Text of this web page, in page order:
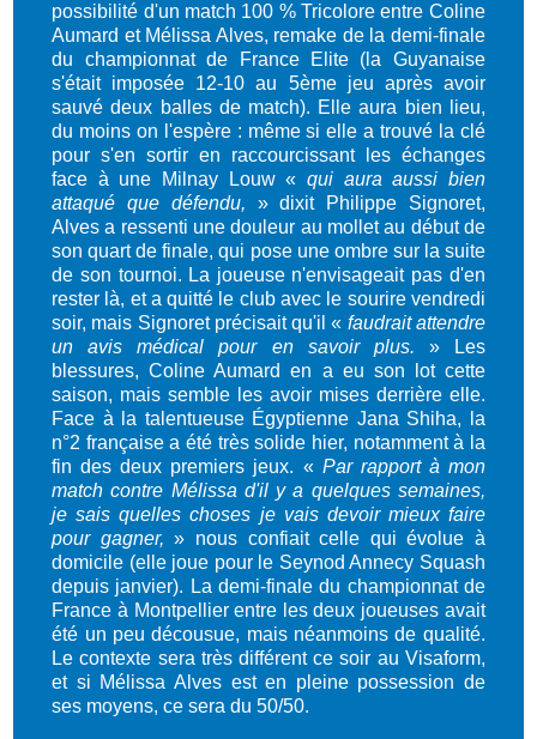
possibilité d'un match 100 % Tricolore entre Coline
Aumard et Mélissa Alves, remake de la demi-finale
du championnat de France Elite (la Guyanaise
s'était imposée 12-10 au 5ème jeu après avoir
sauvé deux balles de match). Elle aura bien lieu,
du moins on l'espère : même si elle a trouvé la clé
pour s'en sortir en raccourcissant les échanges
face à une Milnay Louw « qui aura aussi bien
attaqué que défendu, » dixit Philippe Signoret,
Alves a ressenti une douleur au mollet au début de
son quart de finale, qui pose une ombre sur la suite
de son tournoi. La joueuse n'envisageait pas d'en
rester là, et a quitté le club avec le sourire vendredi
soir, mais Signoret précisait qu'il « faudrait attendre
un avis médical pour en savoir plus. » Les
blessures, Coline Aumard en a eu son lot cette
saison, mais semble les avoir mises derrière elle.
Face à la talentueuse Égyptienne Jana Shiha, la
n°2 française a été très solide hier, notamment à la
fin des deux premiers jeux. « Par rapport à mon
match contre Mélissa d'il y a quelques semaines,
je sais quelles choses je vais devoir mieux faire
pour gagner, » nous confiait celle qui évolue à
domicile (elle joue pour le Seynod Annecy Squash
depuis janvier). La demi-finale du championnat de
France à Montpellier entre les deux joueuses avait
été un peu décousue, mais néanmoins de qualité.
Le contexte sera très différent ce soir au Visaform,
et si Mélissa Alves est en pleine possession de
ses moyens, ce sera du 50/50.